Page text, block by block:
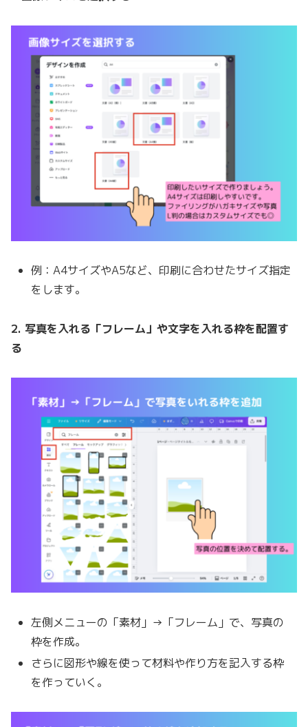
例：A4サイズやA5など、印刷に合わせたサイズ指定
をします。
2. 写真を入れる「フレーム」や文字を入れる枠を配置す
る
左側メニューの「素材」→「フレーム」で、写真の
枠を作成。
さらに図形や線を使って材料や作り方を記入する枠
を作っていく。